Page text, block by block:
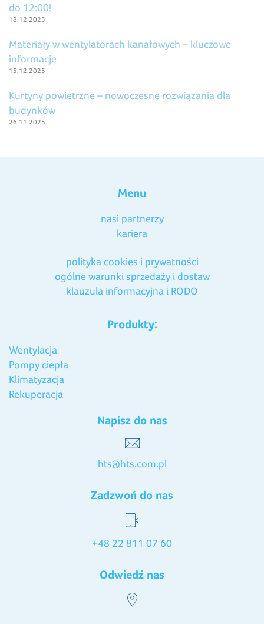
do 12:00!
18.12.2025
Materiały w wentylatorach kanałowych – kluczowe
informacje
15.12.2025
Kurtyny powietrzne – nowoczesne rozwiązania dla
budynków
26.11.2025
Menu
nasi partnerzy
kariera
polityka cookies i prywatności
ogólne warunki sprzedaży i dostaw
klauzula informacyjna i RODO
Produkty:
Wentylacja
Pompy ciepła
Klimatyzacja
Rekuperacja
Napisz do nas
hts@hts.com.pl
Zadzwoń do nas
+48 22 811 07 60
Odwiedź nas